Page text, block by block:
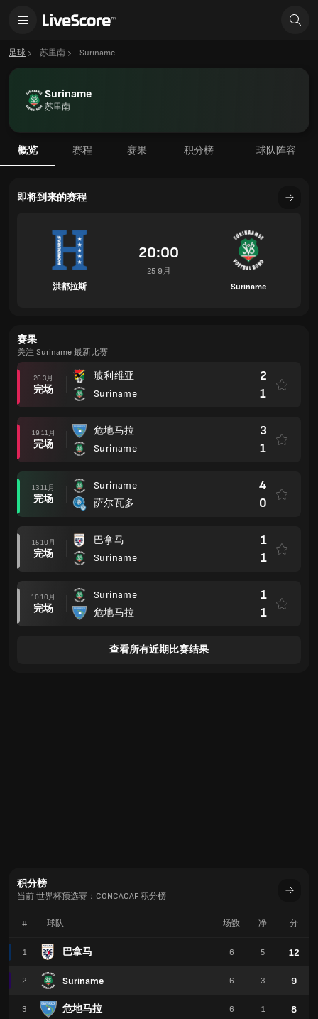
足球 苏里南 Suriname
Suriname
苏里南
概览 赛程 赛果 积分榜 球队阵容
即将到来的赛程
洪都拉斯
20:00
25 9月
Suriname
赛果
关注 Suriname 最新比赛
26 3月
完场
玻利维亚
Suriname
2
1
19 11月
完场
危地马拉
Suriname
3
1
13 11月
完场
Suriname
萨尔瓦多
4
0
15 10月
完场
巴拿马
Suriname
1
1
10 10月
完场
Suriname
危地马拉
1
1
查看所有近期比赛结果
积分榜
当前 世界杯预选赛：CONCACAF 积分榜
# 球队
1 巴拿马
2 Suriname
3 危地马拉
场数 净 分
6 5 12
6 3 9
6 1 8